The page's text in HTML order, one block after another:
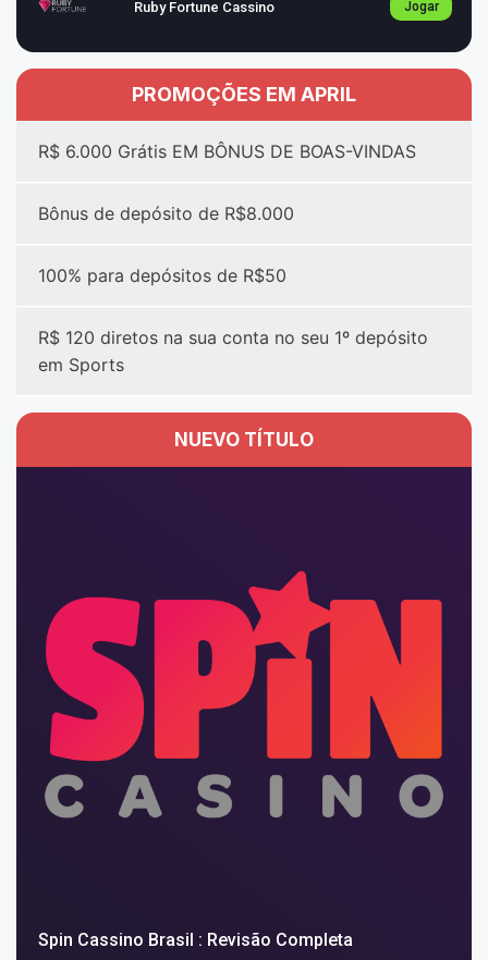
Ruby Fortune Cassino Jogar
PROMOÇÕES EM APRIL
R$ 6.000 Grátis EM BÔNUS DE BOAS-VINDAS
Bônus de depósito de R$8.000
100% para depósitos de R$50
R$ 120 diretos na sua conta no seu 1º depósito
em Sports
NUEVO TÍTULO
Spin Cassino Brasil : Revisão Completa